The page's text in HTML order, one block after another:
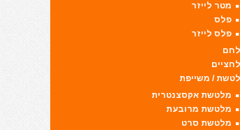
מטר לייזר
פלס
פלס לייזר
/ משייפת
מלטשת אקסצנטרית
מלטשת מרובעת
מלטשת סרט